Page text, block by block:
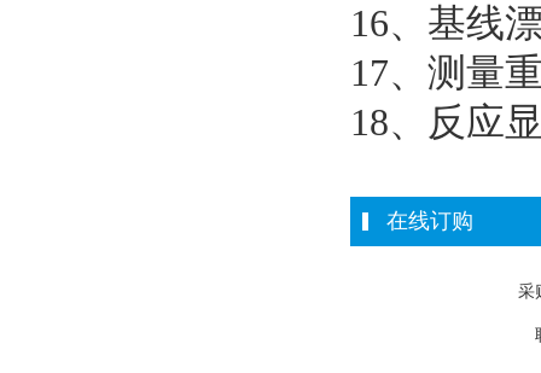
16、基线
17、测量
18、反应
在线订购
采